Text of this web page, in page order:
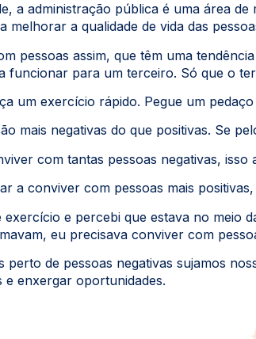
a administração pública é uma área
melhorar a qualidade de vida das
pessoas assim, que têm uma
funcionar para um terceiro. Só que o
um exercício rápido. Pegue um
mais negativas do que positivas. Se
com tantas pessoas negativas, isso
a conviver com pessoas mais
exercício e percebi que estava no meio
eu precisava conviver com
perto de pessoas negativas sujamos
e enxergar oportunidades.